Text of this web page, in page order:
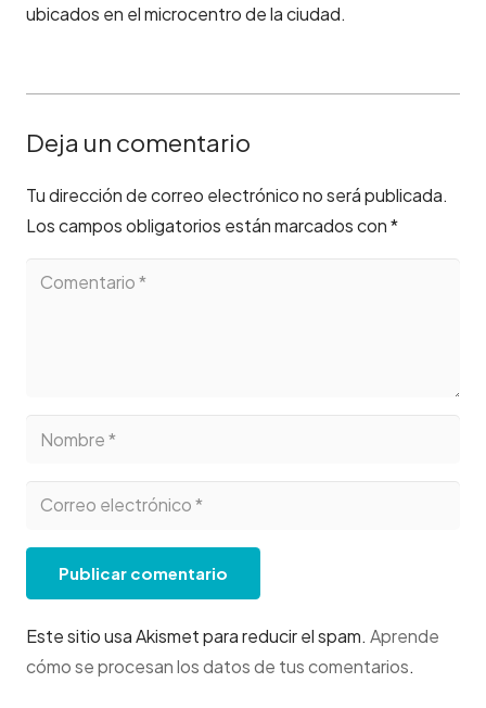
ubicados en el microcentro de la ciudad.
Deja un comentario
Tu dirección de correo electrónico no será publicada.
Los campos obligatorios están marcados con*
Publicar comentario
Este sitio usa Akismet para reducir el spam. Aprende
cómo se procesan los datos de tus comentarios.